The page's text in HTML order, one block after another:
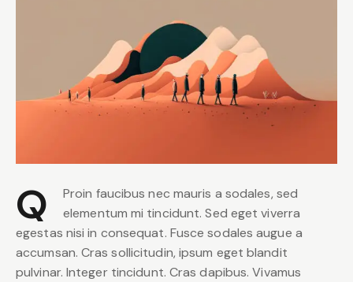
Q
Proin faucibus nec mauris a sodales, sed
elementum mi tincidunt. Sed eget viverra
egestas nisi in consequat. Fusce sodales augue a
accumsan. Cras sollicitudin, ipsum eget blandit
pulvinar. Integer tincidunt. Cras dapibus. Vivamus